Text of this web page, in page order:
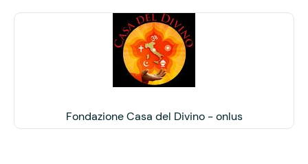
Fondazione Casa del Divino - onlus